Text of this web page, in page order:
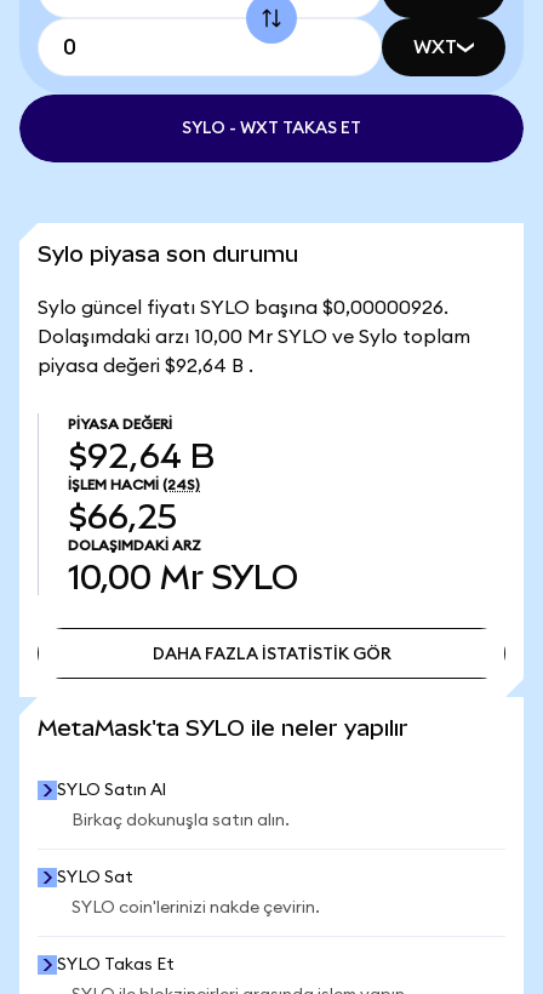
WXT
SYLO - WXT TAKAS ET
Sylo piyasa son durumu
Sylo güncel fiyatı SYLO başına $0,00000926.
Dolaşımdaki arzı 10,00 Mr SYLO ve Sylo toplam
piyasa değeri $92,64 B .
PIYASA DEĞERI
$92,64 B
İŞLEM HACMI (24S)
$66,25
DOLAŞIMDAKI ARZ
10,00 Mr SYLO
DAHA FAZLA İSTATİSTİK GÖR
MetaMask'ta SYLO ile neler yapılır
SYLO Satın Al
Birkaç dokunuşla satın alın.
SYLO Sat
SYLO coin'lerinizi nakde çevirin.
SYLO Takas Et